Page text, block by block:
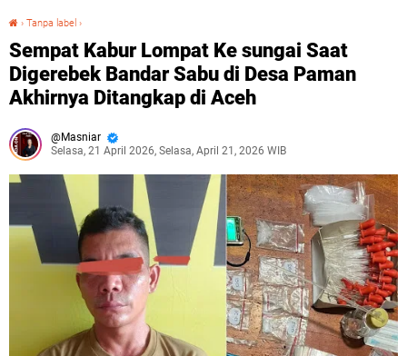
› Tanpa label ›
Sempat Kabur Lompat Ke sungai Saat
Digerebek Bandar Sabu di Desa Paman
Akhirnya Ditangkap di Aceh
Masniar
Selasa, 21 April 2026, Selasa, April 21, 2026 WIB